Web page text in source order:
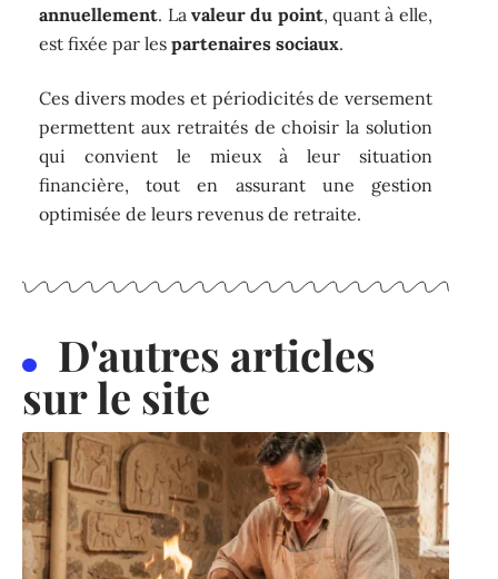
annuellement. Lavaleur du point, quant à elle,
est fixée par lespartenaires sociaux.
Ces divers modes et périodicités de versement
permettent aux retraités de choisir la solution
qui convient le mieux à leur situation
financière, tout en assurant une gestion
optimisée de leurs revenus de retraite.
D'autres articles
sur le site